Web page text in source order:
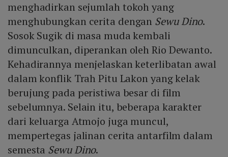
menghadirkan sejumlah tokoh yang
menghubungkan cerita dengan Sewu Dino.
Sosok Sugik di masa muda kembali
dimunculkan, diperankan oleh Rio Dewanto.
Kehadirannya menjelaskan keterlibatan awal
dalam konflik Trah Pitu Lakon yang kelak
berujung pada peristiwa besar di film
sebelumnya. Selain itu, beberapa karakter
dari keluarga Atmojo juga muncul,
mempertegas jalinan cerita antarfilm dalam
semesta Sewu Dino.